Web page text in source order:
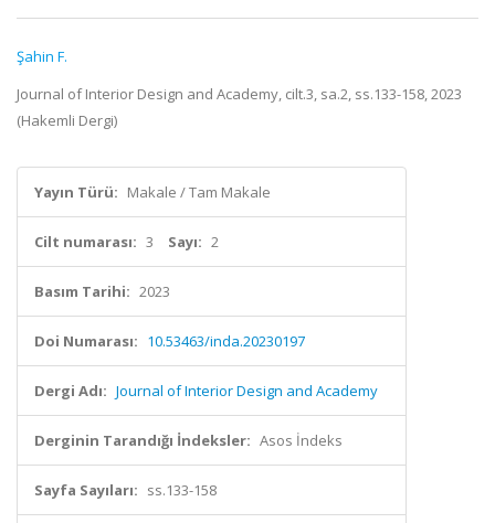
Şahin F.
Journal of Interior Design and Academy, cilt.3, sa.2, ss.133-158, 2023
(Hakemli Dergi)
Yayın Türü: Makale / Tam Makale
Cilt numarası: 3 Sayı: 2
Basım Tarihi: 2023
Doi Numarası: 10.53463/inda.20230197
Dergi Adı: Journal of Interior Design and Academy
Derginin Tarandığı İndeksler: Asos İndeks
Sayfa Sayıları: ss.133-158